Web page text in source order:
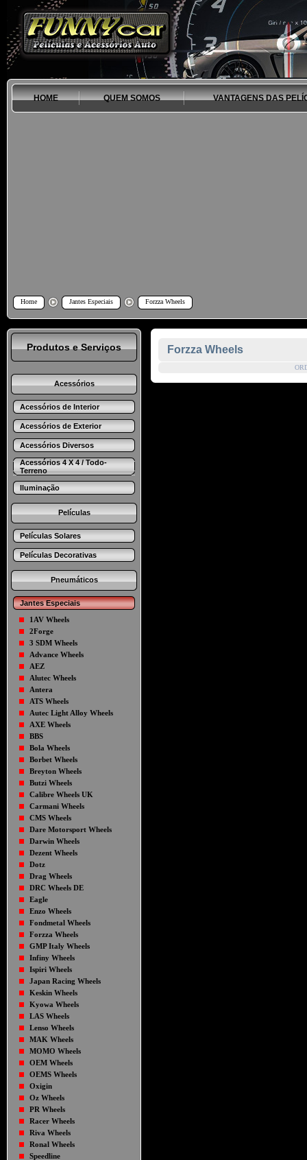
HOME QUEM SOMOS VANTAGENS DAS
Home Jantes Especiais Forzza Wheels
Produtos e Serviços
Acessórios
Acessórios de Interior
Acessórios de Exterior
Acessórios Diversos
Acessórios 4 X 4 / Todo-
Terreno
Iluminação
Películas
Películas Solares
Películas Decorativas
Pneumáticos
Jantes Especiais
1AV Wheels
2Forge
3 SDM Wheels
Advance Wheels
AEZ
Alutec Wheels
Antera
ATS Wheels
Autec Light Alloy Wheels
AXE Wheels
BBS
Bola Wheels
Borbet Wheels
Breyton Wheels
Butzi Wheels
Calibre Wheels UK
Carmani Wheels
CMS Wheels
Dare Motorsport Wheels
Darwin Wheels
Dezent Wheels
Dotz
Drag Wheels
DRC Wheels DE
Eagle
Enzo Wheels
Fondmetal Wheels
Forzza Wheels
GMP Italy Wheels
Infiny Wheels
Ispiri Wheels
Japan Racing Wheels
Keskin Wheels
Kyowa Wheels
LAS Wheels
Lenso Wheels
MAK Wheels
MOMO Wheels
OEM Wheels
OEMS Wheels
Oxigin
Oz Wheels
PR Wheels
Racer Wheels
Riva Wheels
Ronal Wheels
Speedline
Forzza Wheels